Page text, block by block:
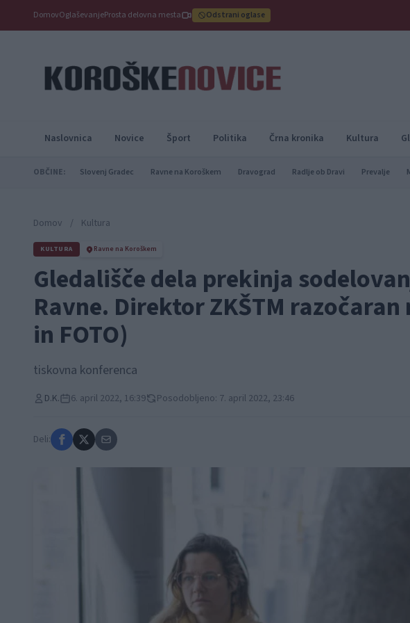
DomovOglaševanjeProsta delovna mesta Odstrani oglase
Naslovnica Novice Šport Politika Črna kronika Kultura
OBČINE: Slovenj Gradec Ravne na Koroškem Dravograd Radlje ob Dravi Prevalje
Domov / Kultura
KULTURA Ravne na Koroškem
Gledališče dela prekinja
Ravne. Direktor ZKŠTM
in FOTO)
tiskovna konferenca
D.K. 6. april 2022, 16:39 Posodobljeno: 7. april 2022, 23:46
Deli: